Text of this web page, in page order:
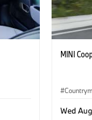
MINI
Wed